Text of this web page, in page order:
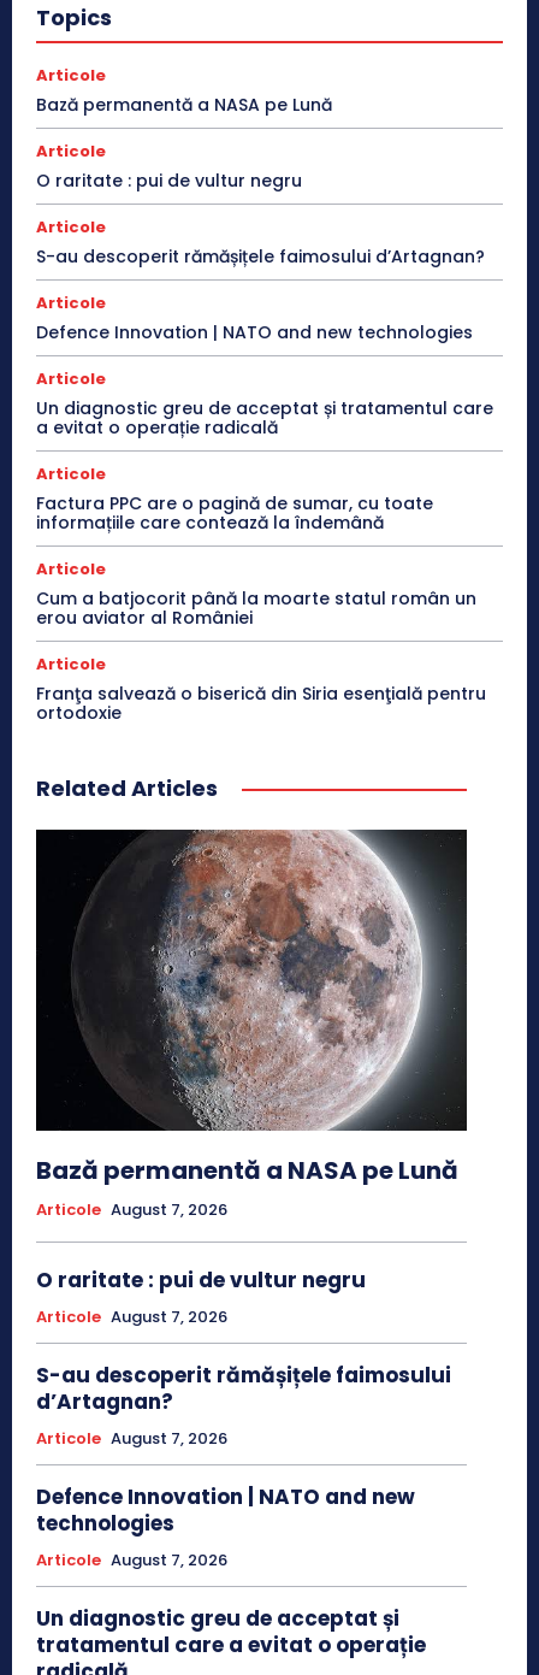
Topics
Articole
Bază permanentă a NASA pe Lună
Articole
O raritate : pui de vultur negru
Articole
S-au descoperit rămășițele faimosului d’Artagnan?
Articole
Defence Innovation | NATO and new technologies
Articole
Un diagnostic greu de acceptat și tratamentul care
a evitat o operație radicală
Articole
Factura PPC are o pagină de sumar, cu toate
informațiile care contează la îndemână
Articole
Cum a batjocorit până la moarte statul român un
erou aviator al României
Articole
Franţa salvează o biserică din Siria esenţială pentru
ortodoxie
Related Articles
Bază permanentă a NASA pe Lună
Articole August 7, 2026
O raritate : pui de vultur negru
Articole August 7, 2026
S-au descoperit rămășițele faimosului
d’Artagnan?
Articole August 7, 2026
Defence Innovation | NATO and new
technologies
Articole August 7, 2026
Un diagnostic greu de acceptat și
tratamentul care a evitat o operație